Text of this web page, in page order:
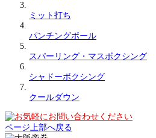
ミット打ち
パンチングボール
スパーリング・マスボクシング
シャドーボクシング
クールダウン
ページ上部へ戻る